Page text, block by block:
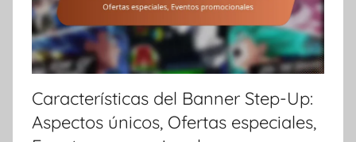
Características del Banner Step-Up:
Aspectos únicos, Ofertas especiales,